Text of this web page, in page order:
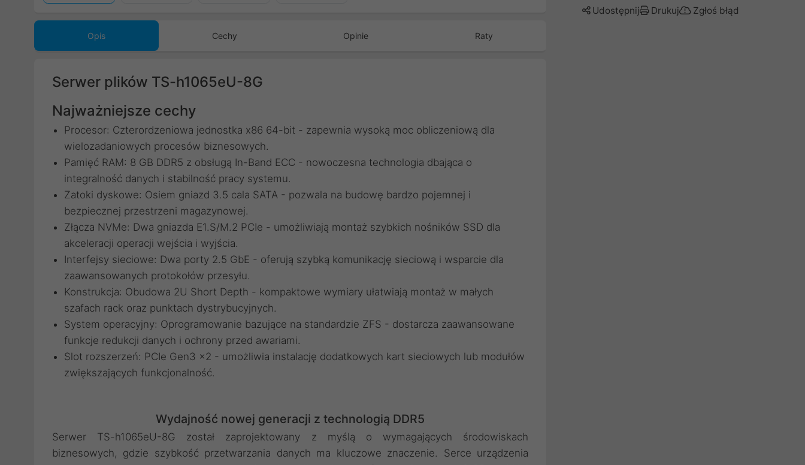
Opis Cechy Opinie Raty
Serwer plików TS-h1065eU-8G
Najważniejsze cechy
Procesor: Czterordzeniowa jednostka x86 64-bit - zapewnia wysoką moc obliczeniową dla
wielozadaniowych procesów biznesowych.
Pamięć RAM: 8 GB DDR5 z obsługą In-Band ECC - nowoczesna technologia dbająca o
integralność danych i stabilność pracy systemu.
Zatoki dyskowe: Osiem gniazd 3.5 cala SATA - pozwala na budowę bardzo pojemnej i
bezpiecznej przestrzeni magazynowej.
Złącza NVMe: Dwa gniazda E1.S/M.2 PCIe - umożliwiają montaż szybkich nośników SSD dla
akceleracji operacji wejścia i wyjścia.
Interfejsy sieciowe: Dwa porty 2.5 GbE - oferują szybką komunikację sieciową i wsparcie dla
zaawansowanych protokołów przesyłu.
Konstrukcja: Obudowa 2U Short Depth - kompaktowe wymiary ułatwiają montaż w małych
szafach rack oraz punktach dystrybucyjnych.
System operacyjny: Oprogramowanie bazujące na standardzie ZFS - dostarcza zaawansowane
funkcje redukcji danych i ochrony przed awariami.
Slot rozszerzeń: PCIe Gen3 x2 - umożliwia instalację dodatkowych kart sieciowych lub modułów
zwiększających funkcjonalność.
Wydajność nowej generacji z technologią DDR5
Serwer TS-h1065eU-8G został zaprojektowany z myślą o wymagających środowiskach
biznesowych, gdzie szybkość przetwarzania danych ma kluczowe znaczenie. Serce urządzenia
Udostępnij Drukuj Zgłoś błąd